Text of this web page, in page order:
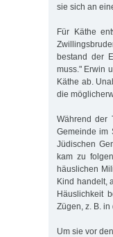
sie sich an
Für Käthe
bestand der
muss." Erwin
Käthe ab.
die
Während der
Gemeinde im
Jüdischen
kam zu
häuslichen
Kind handelt,
Häuslichkeit
Zügen, z. B.
Um sie vor